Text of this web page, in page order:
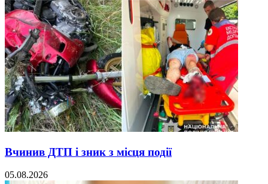
Вчинив ДТП і зник з місця події
05.08.2026